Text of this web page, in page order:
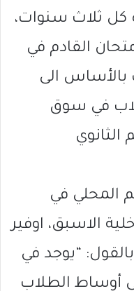
كل ثلاث سنوات،
القادم في
2025 ويهدف بالأساس الى
في سوق
المحلي في
الاسبق، اوفير
“يوجد في
أوساط الطلاب